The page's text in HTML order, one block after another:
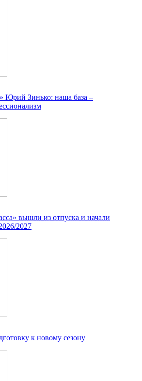
Юрий Зинько: наша база –
вышли из отпуска и начали
2027
к новому сезону